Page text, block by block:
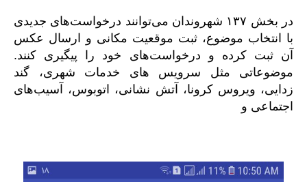
در بخش ۱۳۷ شهروندان می‌توانند درخواست‌های جدیدی
با انتخاب موضوع، ثبت موقعیت مکانی و ارسال عکس
آن ثبت کرده و درخواست‌های خود را پیگیری کنند.
موضوعاتی مثل سرویس های خدمات شهری، گند
زدایی، ویروس کرونا، آتش نشانی، اتوبوس، آسیب‌های
اجتماعی و